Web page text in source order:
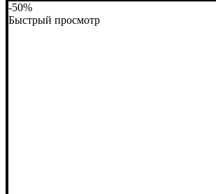
-50%
Быстрый просмотр